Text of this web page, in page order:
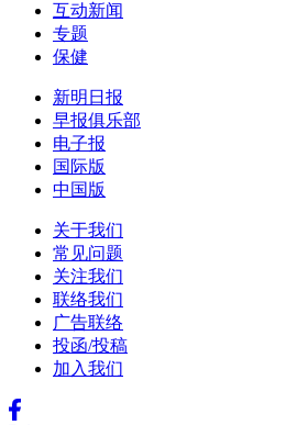
互动新闻
专题
保健
新明日报
早报俱乐部
电子报
国际版
中国版
关于我们
常见问题
关注我们
联络我们
广告联络
投函/投稿
加入我们